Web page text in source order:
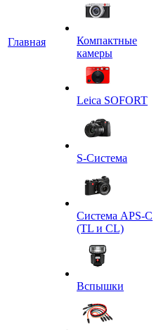
Главная
Компактные
камеры
Leica SOFORT
S-Система
Система APS-C
(TL и CL)
Вспышки